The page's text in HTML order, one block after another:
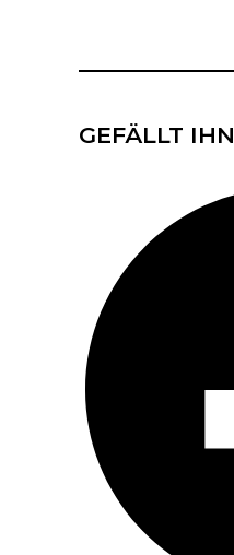
GEFÄLLT